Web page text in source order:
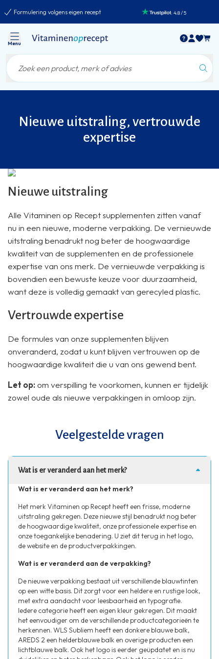
Formulering volgens eigen recept :4.8/5
Menu
Nieuwe uitstraling, vertrouwde
expertise
Nieuwe uitstraling
Alle Vitaminen op Recept supplementen zitten vanaf
nu in een nieuwe, moderne verpakking. De vernieuwde
uitstraling benadrukt nog beter de hoogwaardige
kwaliteit van de supplementen en de professionele
expertise van ons merk. De vernieuwde verpakking is
bovendien een bewuste keuze voor duurzaamheid,
want deze is volledig gemaakt van gerecyled plastic.
Vertrouwde expertise
De formules van onze supplementen blijven
onveranderd, zodat u kunt blijven vertrouwen op de
hoogwaardige kwaliteit die u van ons gewend bent.
Let op:om verspilling te voorkomen, kunnen er tijdelijk
zowel oude als nieuwe verpakkingen in omloop zijn.
Veelgestelde vragen
Wat is er veranderd aan het merk?
Wat is er veranderd aan het merk?
Het merk Vitaminen op Recept heeft een frisse, moderne
uitstraling gekregen. Deze nieuwe stijl benadrukt nog beter
de hoogwaardige kwaliteit, onze professionele expertise en
onze toegankelijke benadering. U ziet dit terug in het logo,
de website en de productverpakkingen.
Wat is er veranderd aan de verpakking?
De nieuwe verpakking bestaat uit verschillende blauwtinten
op een witte basis. Dit zorgt voor een heldere en rustige look,
met extra aandacht voor leesbaarheid en typografie.
Iedere categorie heeft een eigen kleur gekregen. Dit maakt
het eenvoudiger om de verschillende productcategorieën te
herkennen. WLS Subliem heeft een donkere blauwe balk,
AREDS 2 een helderblauwe balk en overige producten een
lichtblauwe balk. Ook het logo is eerder geüpdatet en is nu